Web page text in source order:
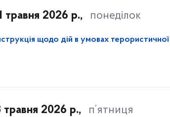
травня 2026 р., понеділок
щодо дій в умовах терористичної
травня 2026 р., п’ятниця